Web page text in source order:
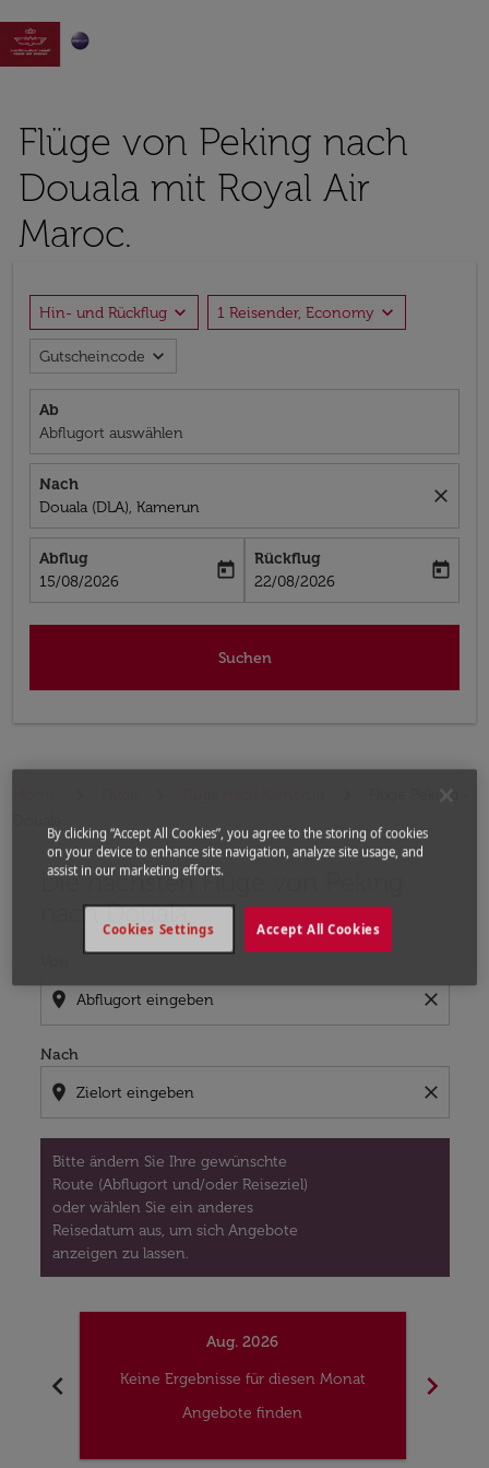

Flüge von Peking nach
Douala mit Royal Air
Maroc.
Hin- und Rückflug expand_more 1 Reisender, Economy expand_more
Gutscheincode expand_more
Ab
Abflugort auswählen
Nach
Douala (DLA), Kamerun
close
Abflug
fc-booking-departure-date-aria-label
15/08/2026
today
Rückflug
fc-booking-return-date-aria-label
22/08/2026
today
Suchen
Flüge Peking -
Die nächsten Flüge von Peking
nach Douala
location_on close
Nach
location_on close
Bitte ändern Sie Ihre gewünschte
Route (Abflugort und/oder Reiseziel)
oder wählen Sie ein anderes
Reisedatum aus, um sich Angebote
anzeigen zu lassen.
Bitte ändern Sie Ihre gewünschte Route (Abflugort
chevron_left
Aug. 2026
Keine Ergebnisse für diesen Monat
Angebote finden
chevron_right
By clicking “Accept All Cookies”, you agree to the storing of cookies
on your device to enhance site navigation, analyze site usage, and
assist in our marketing efforts.
Accept All Cookies
Cookies Settings